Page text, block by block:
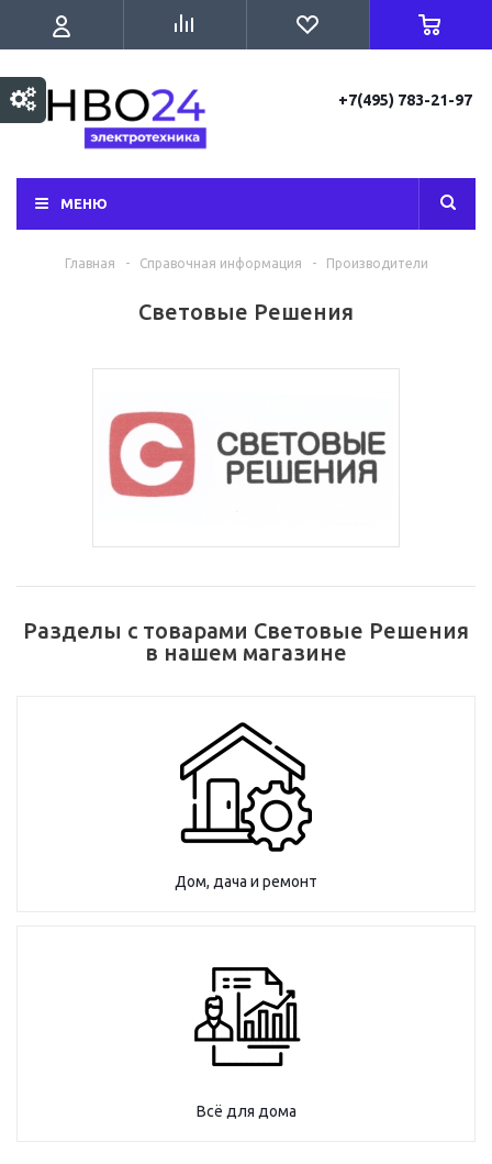
+7(495) 783-21-97
МЕНЮ
Главная - Справочная информация - Производители
Световые Решения
Разделы с товарами Световые Решения
в нашем магазине
Дом, дача и ремонт
Всё для дома